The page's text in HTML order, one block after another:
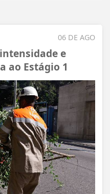
06 DE AGO
e
ao Estágio 1